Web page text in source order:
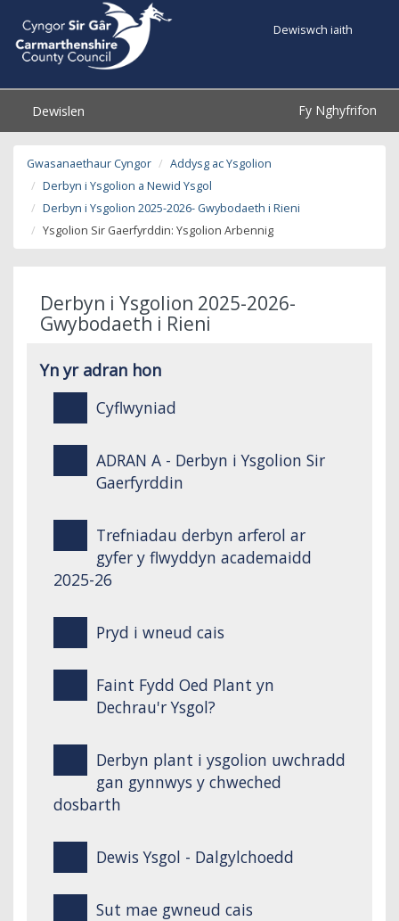
Dewiswch iaith
Dewislen Fy Nghyfrifon
Gwasanaethaur Cyngor
Addysg ac Ysgolion
Derbyn i Ysgolion a Newid Ysgol
Derbyn i Ysgolion 2025-2026- Gwybodaeth i Rieni
Ysgolion Sir Gaerfyrddin: Ysgolion Arbennig
Derbyn i Ysgolion 2025-2026-
Gwybodaeth i Rieni
Yn yr adran hon
Cyflwyniad
ADRAN A - Derbyn i Ysgolion Sir
Gaerfyrddin
Trefniadau derbyn arferol ar
gyfer y flwyddyn academaidd
2025-26
Pryd i wneud cais
Faint Fydd Oed Plant yn
Dechrau'r Ysgol?
Derbyn plant i ysgolion uwchradd
gan gynnwys y chweched
dosbarth
Dewis Ysgol - Dalgylchoedd
Sut mae gwneud cais